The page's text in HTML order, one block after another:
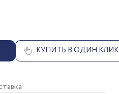
КУПИТЬ В ОДИН КЛИК